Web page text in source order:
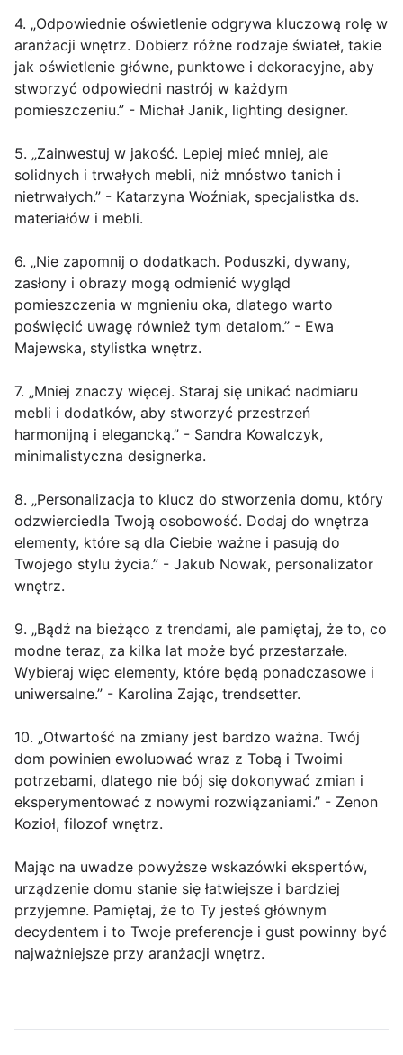
4. „Odpowiednie oświetlenie odgrywa kluczową rolę w
aranżacji wnętrz. Dobierz różne rodzaje świateł, takie
jak oświetlenie główne, punktowe i dekoracyjne, aby
stworzyć odpowiedni nastrój w każdym
pomieszczeniu.” - Michał Janik, lighting designer.
5. „Zainwestuj w jakość. Lepiej mieć mniej, ale
solidnych i trwałych mebli, niż mnóstwo tanich i
nietrwałych.” - Katarzyna Woźniak, specjalistka ds.
materiałów i mebli.
6. „Nie zapomnij o dodatkach. Poduszki, dywany,
zasłony i obrazy mogą odmienić wygląd
pomieszczenia w mgnieniu oka, dlatego warto
poświęcić uwagę również tym detalom.” - Ewa
Majewska, stylistka wnętrz.
7. „Mniej znaczy więcej. Staraj się unikać nadmiaru
mebli i dodatków, aby stworzyć przestrzeń
harmonijną i elegancką.” - Sandra Kowalczyk,
minimalistyczna designerka.
8. „Personalizacja to klucz do stworzenia domu, który
odzwierciedla Twoją osobowość. Dodaj do wnętrza
elementy, które są dla Ciebie ważne i pasują do
Twojego stylu życia.” - Jakub Nowak, personalizator
wnętrz.
9. „Bądź na bieżąco z trendami, ale pamiętaj, że to, co
modne teraz, za kilka lat może być przestarzałe.
Wybieraj więc elementy, które będą ponadczasowe i
uniwersalne.” - Karolina Zając, trendsetter.
10. „Otwartość na zmiany jest bardzo ważna. Twój
dom powinien ewoluować wraz z Tobą i Twoimi
potrzebami, dlatego nie bój się dokonywać zmian i
eksperymentować z nowymi rozwiązaniami.” - Zenon
Kozioł, filozof wnętrz.
Mając na uwadze powyższe wskazówki ekspertów,
urządzenie domu stanie się łatwiejsze i bardziej
przyjemne. Pamiętaj, że to Ty jesteś głównym
decydentem i to Twoje preferencje i gust powinny być
najważniejsze przy aranżacji wnętrz.